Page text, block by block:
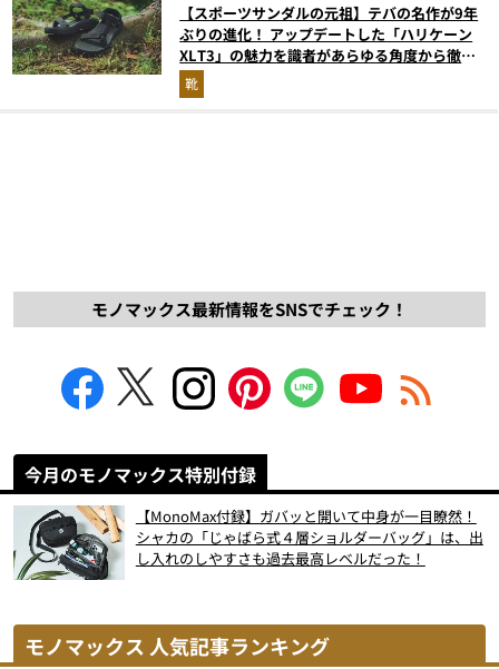
【スポーツサンダルの元祖】テバの名作が9年
ぶりの進化！ アップデートした「ハリケーン
XLT3」の魅力を識者があらゆる角度から徹底
解説！
靴
モノマックス最新情報をSNSでチェック！
今月のモノマックス特別付録
【MonoMax付録】ガバッと開いて中身が一目瞭然！
シャカの「じゃばら式４層ショルダーバッグ」は、出
し入れのしやすさも過去最高レベルだった！
モノマックス 人気記事ランキング